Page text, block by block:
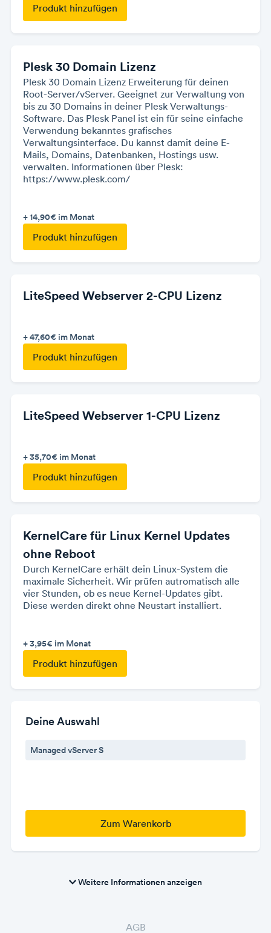
Produkt hinzufügen
Plesk 30 Domain Lizenz
Plesk 30 Domain Lizenz Erweiterung für deinen
Root-Server/vServer. Geeignet zur Verwaltung von
bis zu 30 Domains in deiner Plesk Verwaltungs-
Software. Das Plesk Panel ist ein für seine einfache
Verwendung bekanntes grafisches
Verwaltungsinterface. Du kannst damit deine E-
Mails, Domains, Datenbanken, Hostings usw.
verwalten. Informationen über Plesk:
https://www.plesk.com/
Produkt hinzufügen
+ 14,90€ im Monat
LiteSpeed Webserver 2-CPU Lizenz
Produkt hinzufügen
+ 47,60€ im Monat
LiteSpeed Webserver 1-CPU Lizenz
Produkt hinzufügen
+ 35,70€ im Monat
KernelCare für Linux Kernel Updates
ohne Reboot
Durch KernelCare erhält dein Linux-System die
maximale Sicherheit. Wir prüfen autromatisch alle
vier Stunden, ob es neue Kernel-Updates gibt.
Diese werden direkt ohne Neustart installiert.
Produkt hinzufügen
+ 3,95€ im Monat
Deine Auswahl
Managed vServer S
Zum Warenkorb
Weitere Informationen anzeigen
AGB